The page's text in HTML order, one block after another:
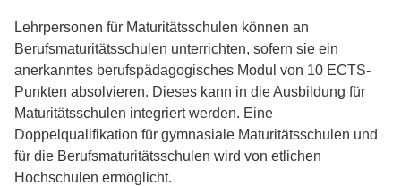
Lehrpersonen für Maturitätsschulen können an
Berufsmaturitätsschulen unterrichten, sofern sie ein
anerkanntes berufspädagogisches Modul von 10 ECTS-
Punkten absolvieren. Dieses kann in die Ausbildung für
Maturitätsschulen integriert werden. Eine
Doppelqualifikation für gymnasiale Maturitätsschulen und
für die Berufsmaturitätsschulen wird von etlichen
Hochschulen ermöglicht.